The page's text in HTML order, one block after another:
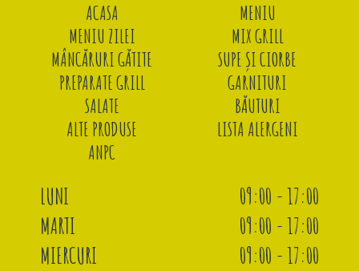
ACASA
MENIU
MENIU ZILEI
MIX GRILL
MÂNCĂRURI GĂTITE
SUPE ȘI CIORBE
PREPARATE GRILL
GARNITURI
SALATE
BĂUTURI
ALTE PRODUSE
LISTA ALERGENI
ANPC
LUNI
09:00 - 17:00
MARTI
09:00 - 17:00
MIERCURI
09:00 - 17:00